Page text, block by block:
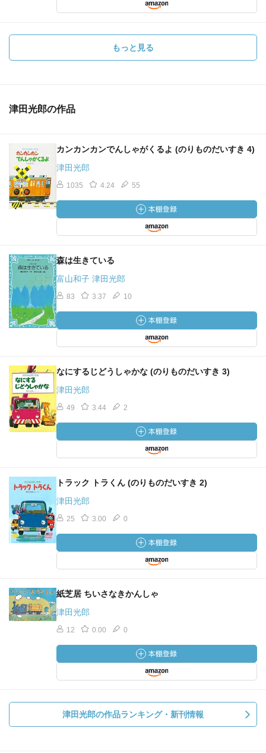
もっと見る
津田光郎の作品
カンカンカンでんしゃがくるよ (のりものだいすき 4)
津田光郎
1035 4.24 55
森は生きている
富山和子 津田光郎
83 3.37 10
なにするじどうしゃかな (のりものだいすき 3)
津田光郎
49 3.44 2
トラック トラくん (のりものだいすき 2)
津田光郎
25 3.00 0
紙芝居 ちいさなきかんしゃ
津田光郎
12 0.00 0
津田光郎の作品ランキング・新刊情報